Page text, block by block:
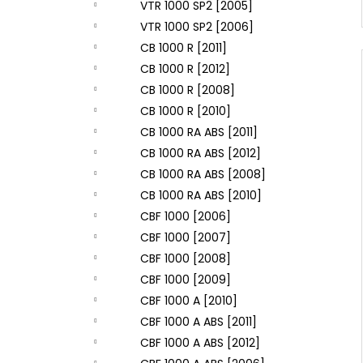
VTR 1000 SP2 [2005]
VTR 1000 SP2 [2006]
CB 1000 R [2011]
CB 1000 R [2012]
CB 1000 R [2008]
CB 1000 R [2010]
CB 1000 RA ABS [2011]
CB 1000 RA ABS [2012]
CB 1000 RA ABS [2008]
CB 1000 RA ABS [2010]
CBF 1000 [2006]
CBF 1000 [2007]
CBF 1000 [2008]
CBF 1000 [2009]
CBF 1000 A [2010]
CBF 1000 A ABS [2011]
CBF 1000 A ABS [2012]